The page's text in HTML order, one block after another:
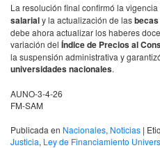
La resolución final confirmó la
salarialy la actualización de las
debe ahora actualizar los haberes
variación del Índice de Precios al
la suspensión administrativa y
universidades nacionales.
AUNO-3-4-26
FM-SAM
Publicada en Nacionales, Noticias |
Justicia, Ley de Financiamiento